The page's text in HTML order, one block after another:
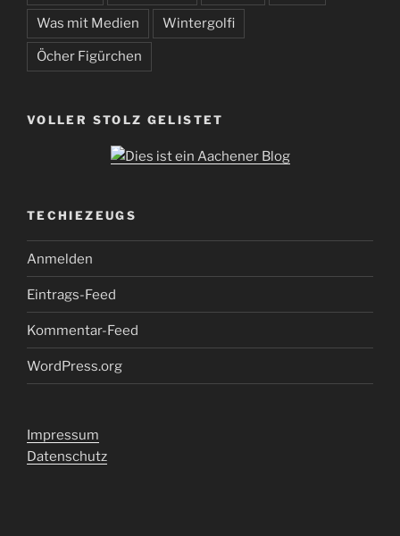
Was mit Medien Wintergolfi
Öcher Figürchen
VOLLER STOLZ GELISTET
TECHIEZEUGS
Anmelden
Eintrags-Feed
Kommentar-Feed
WordPress.org
Impressum
Datenschutz